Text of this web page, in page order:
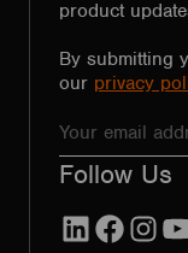
product
By submitting
our privacy
Follow Us
LinkedIn